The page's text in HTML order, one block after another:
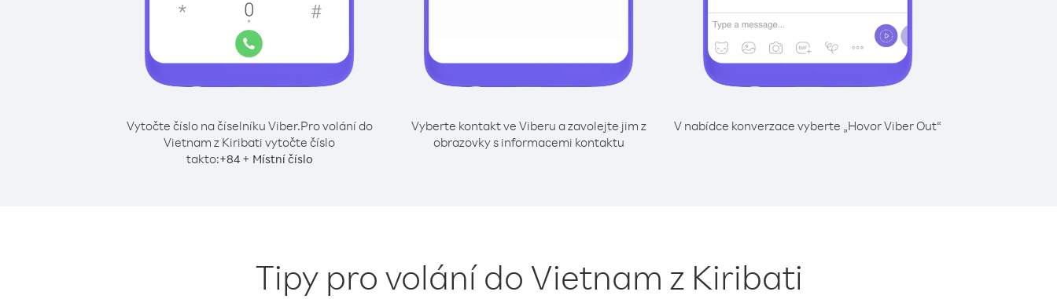
Vytočte číslo na číselníku Viber.Pro volání do
Vietnam z Kiribati vytočte číslo
takto:+84+ Místní číslo
Vyberte kontakt ve Viberu a zavolejte jim z
obrazovky s informacemi kontaktu
V nabídce konverzace vyberte „Hovor Viber Out“
Tipy pro volání do Vietnam z Kiribati